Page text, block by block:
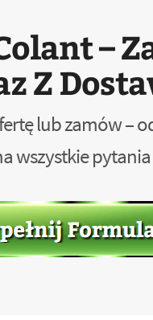
–
Z
lub zamów –
wszystkie pytania